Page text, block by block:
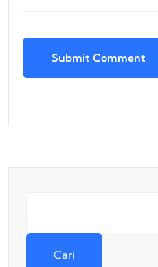
Submit Comment
Cari